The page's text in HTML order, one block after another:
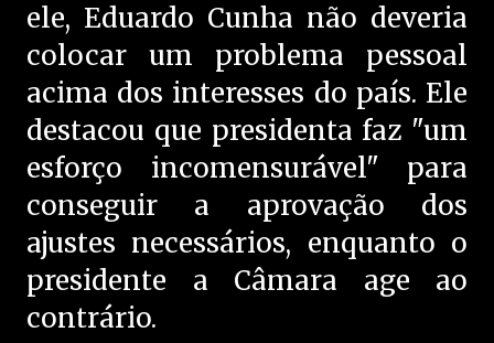
ele, Eduardo Cunha não deveria
colocar um problema pessoal
acima dos interesses do país. Ele
destacou que presidenta faz "um
esforço incomensurável" para
conseguir a aprovação dos
ajustes necessários, enquanto o
presidente a Câmara age ao
contrário.